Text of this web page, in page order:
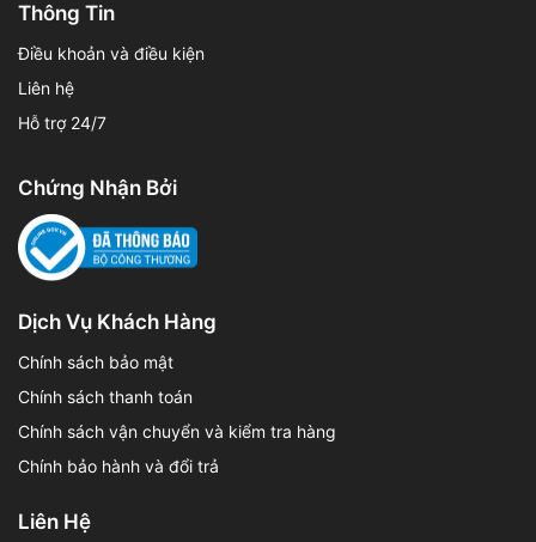
Thông Tin
Điều khoản và điều kiện
Liên hệ
Hỗ trợ 24/7
Chứng Nhận Bởi
Dịch Vụ Khách Hàng
Chính sách bảo mật
Chính sách thanh toán
Chính sách vận chuyển và kiểm tra hàng
Chính bảo hành và đổi trả
Liên Hệ